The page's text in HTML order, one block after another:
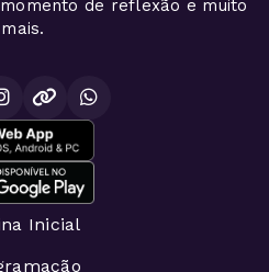
de reflexão e muito
mais.
Inicial